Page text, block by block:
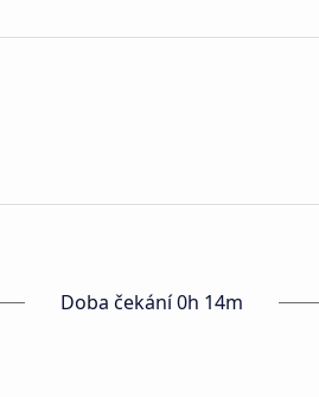
Doba čekání 0h 14m